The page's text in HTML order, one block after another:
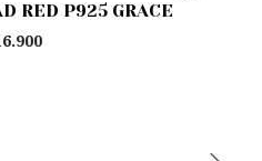
RED P925 GRACE